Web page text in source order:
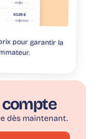
pour garantir la
dès maintenant.